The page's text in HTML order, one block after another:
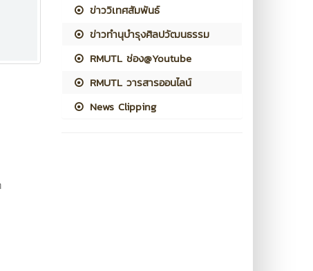
ข่าววิเทศสัมพันธ์
ข่าวทำนุบำรุงศิลปวัฒนธรรม
RMUTL ช่อง@Youtube
RMUTL วารสารออนไลน์
News Clipping